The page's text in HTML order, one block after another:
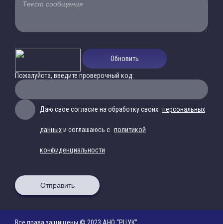
Обновить
Пожалуйста, введите проверочный код:
Даю свое согласие на обработку своих персональных
данныхи соглашаюсь с политикой
конфиденциальности
Отправить